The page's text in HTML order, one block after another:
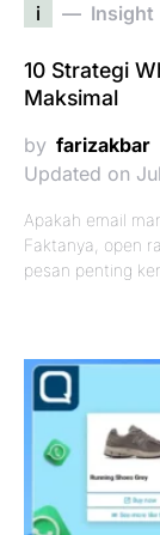
i Insight
10 Strategi
Maksimal
by farizakbar
Updated on
Apakah email
Faktanya, open
pesan penting